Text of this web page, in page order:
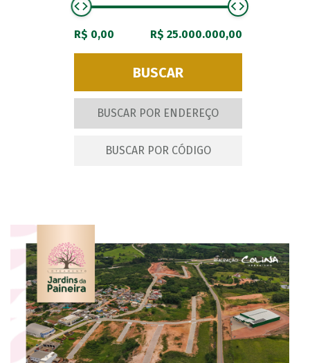
R$ 0,00 R$ 25.000.000,00
BUSCAR POR ENDEREÇO
BUSCAR POR CÓDIGO